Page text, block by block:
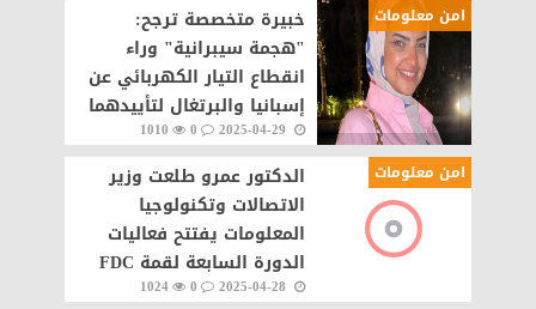
امن معلومات
خبيرة متخصصة ترجح:
"هجمة سيبرانية" وراء
انقطاع التيار الكهربائي عن
إسبانيا والبرتغال لتأييدهما
الحق الفلسطينى
0
1010
امن معلومات
الدكتور عمرو طلعت وزير
الاتصالات وتكنولوجيا
المعلومات يفتتح فعاليات
الدورة السابعة لقمة FDC
Summit
0
1024